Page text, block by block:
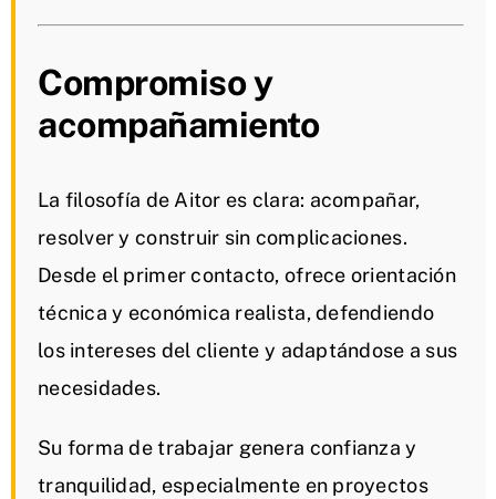
Compromiso y
acompañamiento
La filosofía de Aitor es clara: acompañar,
resolver y construir sin complicaciones.
Desde el primer contacto, ofrece orientación
técnica y económica realista, defendiendo
los intereses del cliente y adaptándose a sus
necesidades.
Su forma de trabajar genera confianza y
tranquilidad, especialmente en proyectos